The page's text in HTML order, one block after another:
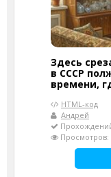
Здесь
в СССР
времени,
HTML-код
Андрей
Просмотров: